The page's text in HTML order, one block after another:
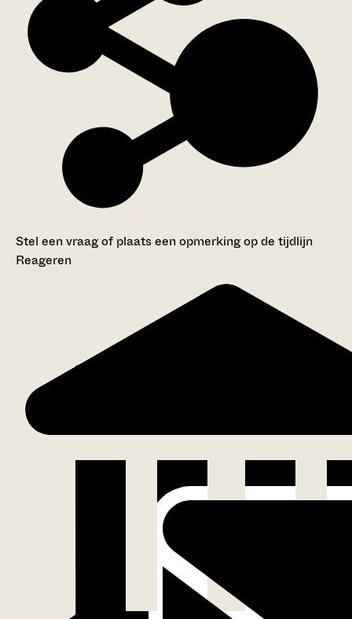
Stel een vraag of plaats een opmerking op de tijdlijn
Reageren